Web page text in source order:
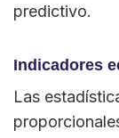
predictivo.
Indicadores
Las